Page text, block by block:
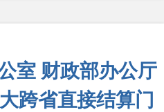
室 财政部办公厅
跨省直接结算门